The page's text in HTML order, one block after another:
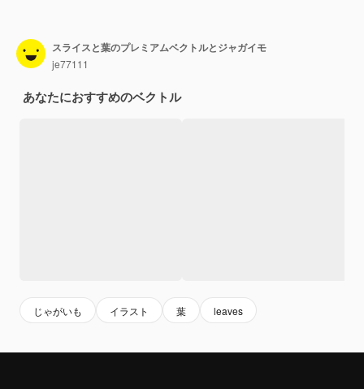
スライスと葉のプレミアムベクトルとジャガイモ
je77111
あなたにおすすめのベクトル
じゃがいも イラスト 葉 leaves